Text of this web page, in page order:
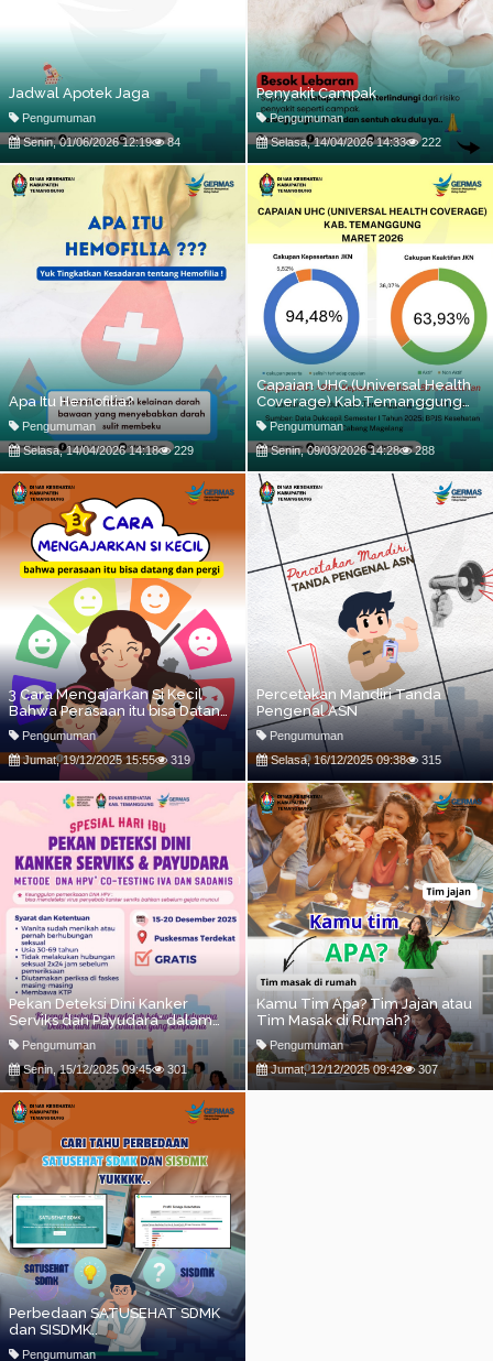
Jadwal Apotek Jaga
Pengumuman
Senin, 01/06/2026 12:19
84
Penyakit Campak
Pengumuman
Selasa, 14/04/2026 14:33
222
Apa Itu Hemofilia?
Pengumuman
Selasa, 14/04/2026 14:18
229
Capaian UHC (Universal Health
Coverage) Kab.Temanggung
Maret 2026
Pengumuman
Senin, 09/03/2026 14:28
288
3 Cara Mengajarkan Si Kecil
Bahwa Perasaan itu bisa Datang
dan Pergi
Pengumuman
Jumat, 19/12/2025 15:55
319
Percetakan Mandiri Tanda
Pengenal ASN
Pengumuman
Selasa, 16/12/2025 09:38
315
Pekan Deteksi Dini Kanker
Serviks dan Payudara* dalam
rangka memperingati Hari Ibu
2025
Pengumuman
Senin, 15/12/2025 09:45
301
Kamu Tim Apa? Tim Jajan atau
Tim Masak di Rumah?
Pengumuman
Jumat, 12/12/2025 09:42
307
Perbedaan SATUSEHAT SDMK
dan SISDMK..
Pengumuman